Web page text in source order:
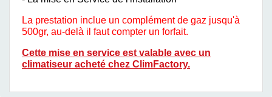
La prestation inclue un complément de gaz jusqu'à
500gr, au-delà il faut compter un forfait.
Cette mise en service est valable avec un
climatiseur acheté chez ClimFactory.